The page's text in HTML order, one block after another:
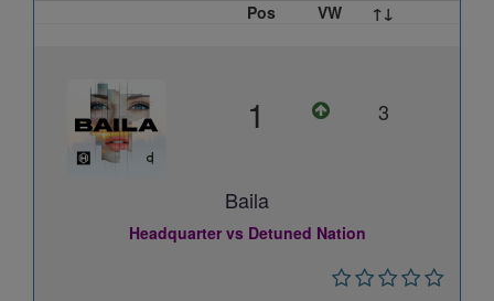
Pos VW ↑↓
1 3
Baila
Headquarter vs Detuned Nation